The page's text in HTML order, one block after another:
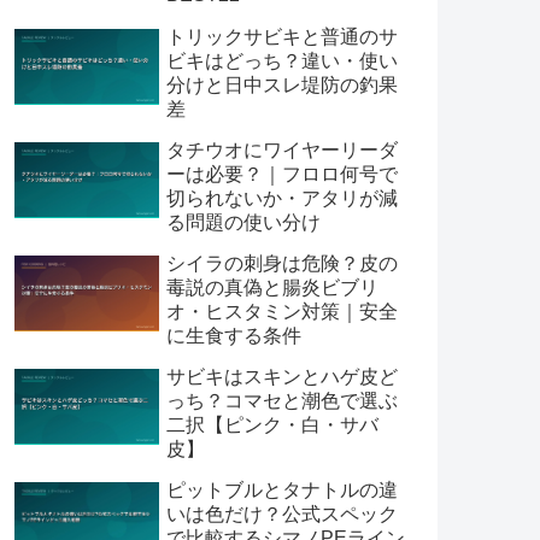
トリックサビキと普通のサ
ビキはどっち？違い・使い
分けと日中スレ堤防の釣果
差
タチウオにワイヤーリーダ
ーは必要？｜フロロ何号で
切られないか・アタリが減
る問題の使い分け
シイラの刺身は危険？皮の
毒説の真偽と腸炎ビブリ
オ・ヒスタミン対策｜安全
に生食する条件
サビキはスキンとハゲ皮ど
っち？コマセと潮色で選ぶ
二択【ピンク・白・サバ
皮】
ピットブルとタナトルの違
いは色だけ？公式スペック